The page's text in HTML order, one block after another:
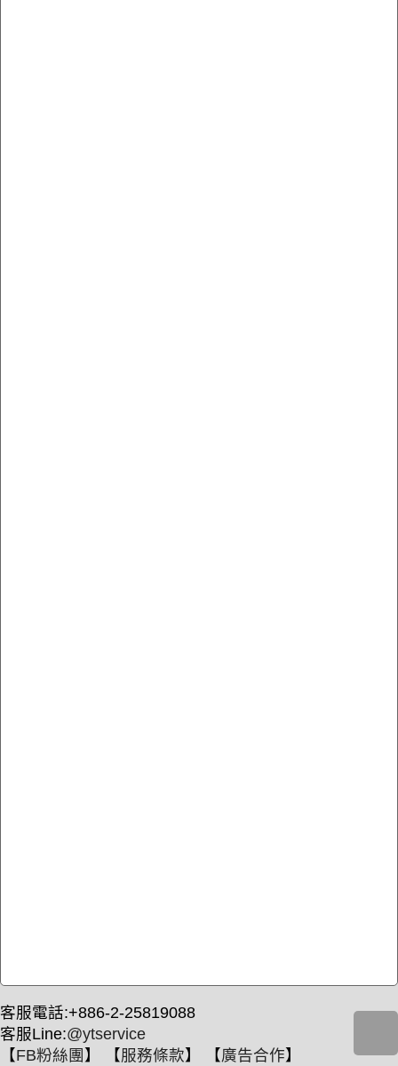
客服電話:+886-2-25819088
客服Line:@ytservice
【FB粉絲團 】 【服務條款】 【廣告合作】